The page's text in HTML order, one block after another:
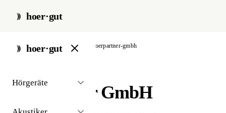
hoer·gut
hoer·gut
Hörgeräte
start / akustiker / berlin hoerpartner-gmbh
HörPartner GmbH